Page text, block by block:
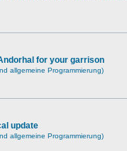
for your garrison
allgemeine Programmierung)
update
allgemeine Programmierung)